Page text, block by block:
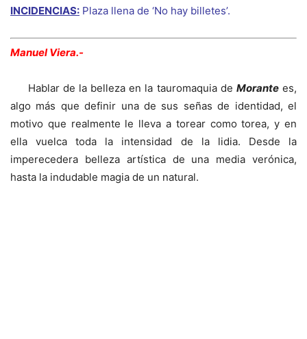
INCIDENCIAS: Plaza llena de ‘No hay billetes’.
Manuel Viera.-
Hablar de la belleza en la tauromaquia de Morantees,
algo más que definir una de sus señas de identidad, el
motivo que realmente le lleva a torear como torea, y en
ella vuelca toda la intensidad de la lidia. Desde la
imperecedera belleza artística de una media verónica,
hasta la indudable magia de un natural.